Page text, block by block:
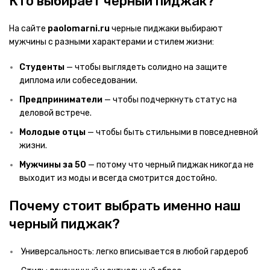
На сайте paolomarni.ruчерные пиджаки выбирают
мужчины с разными характерами и стилем жизни:
Студенты — чтобы выглядеть солидно на защите
диплома или собеседовании.
Предприниматели — чтобы подчеркнуть статус на
деловой встрече.
Молодые отцы — чтобы быть стильными в повседневной
жизни.
Мужчины за 50 — потому что черный пиджак никогда не
выходит из моды и всегда смотрится достойно.
Почему стоит выбрать именно наш
черный пиджак?
Универсальность: легко вписывается в любой гардероб